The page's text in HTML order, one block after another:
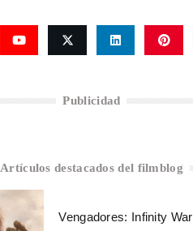
Publicidad
Artículos destacados del filmblog
Vengadores: Infinity War